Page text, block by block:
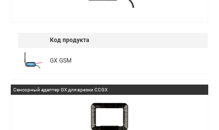
Код продукта
GX GSM
Сенсорный адаптер GX для врезки CCGX